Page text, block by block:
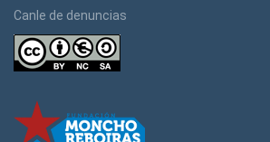
Canle de denuncias